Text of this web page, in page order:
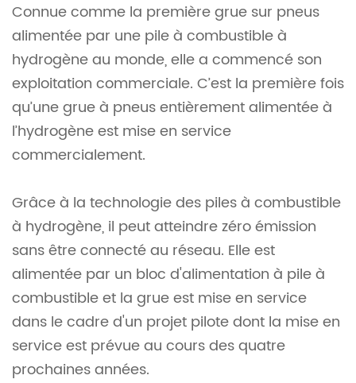
Connue comme la première grue sur pneus
alimentée par une pile à combustible à
hydrogène au monde, elle a commencé son
exploitation commerciale. C’est la première fois
qu’une grue à pneus entièrement alimentée à
l’hydrogène est mise en service
commercialement.
Grâce à la technologie des piles à combustible
à hydrogène, il peut atteindre zéro émission
sans être connecté au réseau. Elle est
alimentée par un bloc d'alimentation à pile à
combustible et la grue est mise en service
dans le cadre d'un projet pilote dont la mise en
service est prévue au cours des quatre
prochaines années.